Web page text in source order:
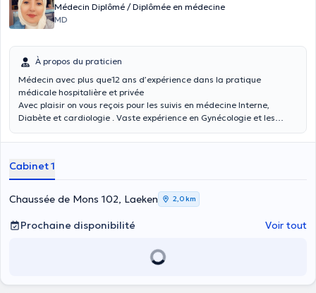
Médecin Diplômé / Diplômée en médecine
MD
À propos du praticien
Médecin avec plus que12 ans d’expérience dans la pratique
médicale hospitalière et privée
Avec plaisir on vous reçois pour les suivis en médecine Interne,
Diabète et cardiologie . Vaste expérience en Gynécologie et les
Cabinet 1
Chaussée de Mons 102, Laeken 2,0 km
Prochaine disponibilité Voir tout